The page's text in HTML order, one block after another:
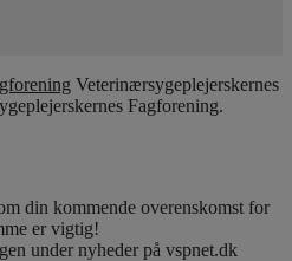
Veterinærsygeplejerskernes
Fagforening.
din kommende overenskomst for
er vigtig!
under nyheder på vspnet.dk